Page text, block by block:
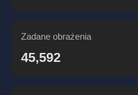
Zadane obrażenia
45,592